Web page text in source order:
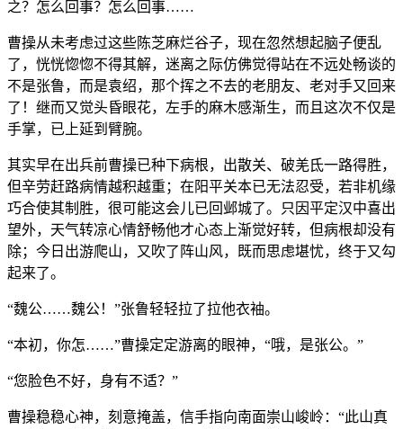
之？怎么回事？怎么回事……
曹操从未考虑过这些陈芝麻烂谷子，现在忽然想起脑子便乱
了，恍恍惚惚不得其解，迷离之际仿佛觉得站在不远处畅谈的
不是张鲁，而是袁绍，那个挥之不去的老朋友、老对手又回来
了！继而又觉头昏眼花，左手的麻木感渐生，而且这次不仅是
手掌，已上延到臂腕。
其实早在出兵前曹操已种下病根，出散关、破羌氐一路得胜，
但辛劳赶路病情越积越重；在阳平关本已无法忍受，若非机缘
巧合使其制胜，很可能这会儿已回邺城了。只因平定汉中喜出
望外，天气转凉心情舒畅他才心态上渐觉好转，但病根却没有
除；今日出游爬山，又吹了阵山风，既而思虑堪忧，终于又勾
起来了。
“魏公……魏公！”张鲁轻轻拉了拉他衣袖。
“本初，你怎……”曹操定定游离的眼神，“哦，是张公。”
“您脸色不好，身有不适？”
曹操稳稳心神，刻意掩盖，信手指向南面崇山峻岭：“此山真